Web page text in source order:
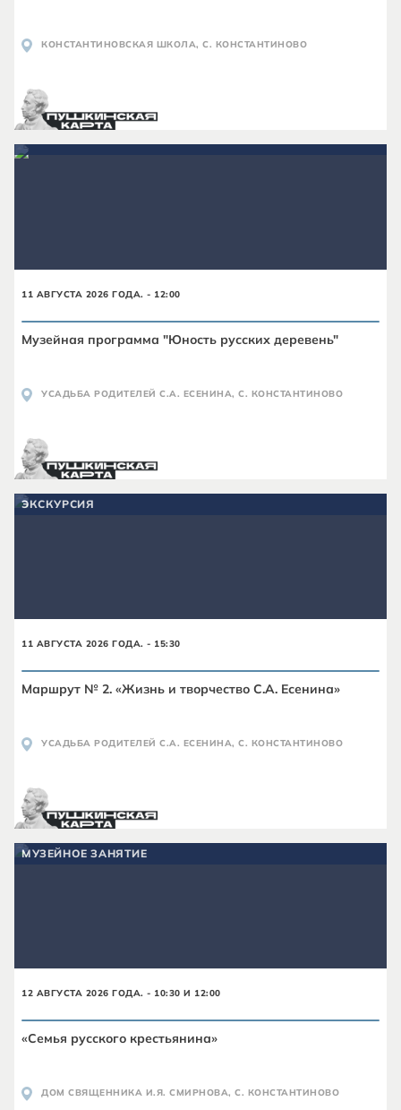
КОНСТАНТИНОВСКАЯ ШКОЛА, С. КОНСТАНТИНОВО
11 АВГУСТА 2026 ГОДА. - 12:00
Музейная программа "Юность русских деревень"
УСАДЬБА РОДИТЕЛЕЙ С.А. ЕСЕНИНА, С. КОНСТАНТИНОВО
ЭКСКУРСИЯ
11 АВГУСТА 2026 ГОДА. - 15:30
Маршрут № 2. «Жизнь и творчество С.А. Есенина»
УСАДЬБА РОДИТЕЛЕЙ С.А. ЕСЕНИНА, С. КОНСТАНТИНОВО
МУЗЕЙНОЕ ЗАНЯТИЕ
12 АВГУСТА 2026 ГОДА. - 10:30 И 12:00
«Семья русского крестьянина»
ДОМ СВЯЩЕННИКА И.Я. СМИРНОВА, С. КОНСТАНТИНОВО